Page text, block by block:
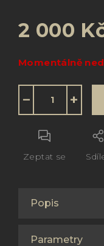
2 000
cena:
Momentálně
+
−
Zeptat se
Popis
Parametry